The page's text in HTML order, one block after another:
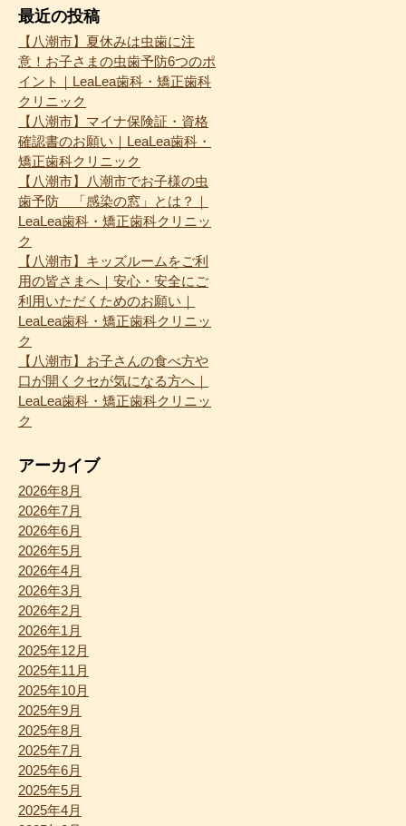
最近の投稿
【八潮市】夏休みは虫歯に注
意！お子さまの虫歯予防6つのポ
イント｜LeaLea歯科・矯正歯科
クリニック
【八潮市】マイナ保険証・資格
確認書のお願い｜LeaLea歯科・
矯正歯科クリニック
【八潮市】八潮市でお子様の虫
歯予防 「感染の窓」とは？｜
LeaLea歯科・矯正歯科クリニッ
ク
【八潮市】キッズルームをご利
用の皆さまへ｜安心・安全にご
利用いただくためのお願い｜
LeaLea歯科・矯正歯科クリニッ
ク
【八潮市】お子さんの食べ方や
口が開くクセが気になる方へ｜
LeaLea歯科・矯正歯科クリニッ
ク
アーカイブ
2026年8月
2026年7月
2026年6月
2026年5月
2026年4月
2026年3月
2026年2月
2026年1月
2025年12月
2025年11月
2025年10月
2025年9月
2025年8月
2025年7月
2025年6月
2025年5月
2025年4月